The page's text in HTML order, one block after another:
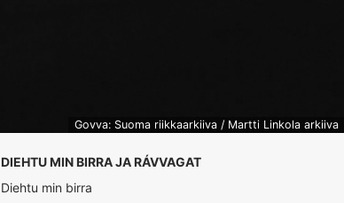
Govva: Suoma riikkaarkiiva / Martti Linkola arkiiva
DIEHTU MIN BIRRA JA RÁVVAGAT
Diehtu min birra